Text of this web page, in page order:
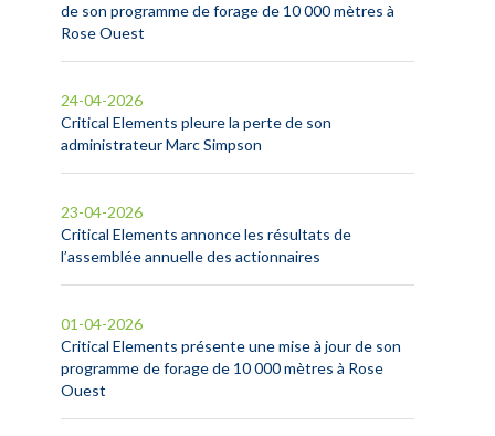
de son programme de forage de 10 000 mètres à
Rose Ouest
Critical Elements pleure la perte de son
administrateur Marc Simpson
24-04-2026
Critical Elements annonce les résultats de
l’assemblée annuelle des actionnaires
23-04-2026
Critical Elements présente une mise à jour de son
programme de forage de 10 000 mètres à Rose
Ouest
01-04-2026